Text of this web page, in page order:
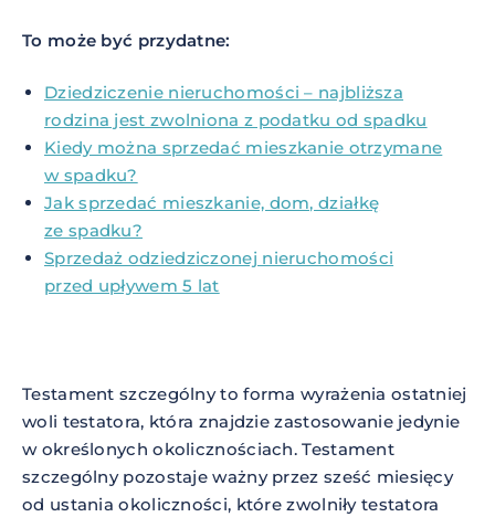
To może być przydatne:
Dziedziczenie nieruchomości – najbliższa
rodzina jest zwolniona z podatku od spadku
Kiedy można sprzedać mieszkanie otrzymane
w spadku?
Jak sprzedać mieszkanie, dom, działkę
ze spadku?
Sprzedaż odziedziczonej nieruchomości
przed upływem 5 lat
Testament szczególny to forma wyrażenia ostatniej
woli testatora, która znajdzie zastosowanie jedynie
w określonych okolicznościach. Testament
szczególny pozostaje ważny przez sześć miesięcy
od ustania okoliczności, które zwolniły testatora